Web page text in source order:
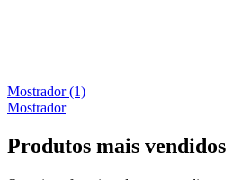
Mostrador(1)
Mostrador
Produtos mais vendidos